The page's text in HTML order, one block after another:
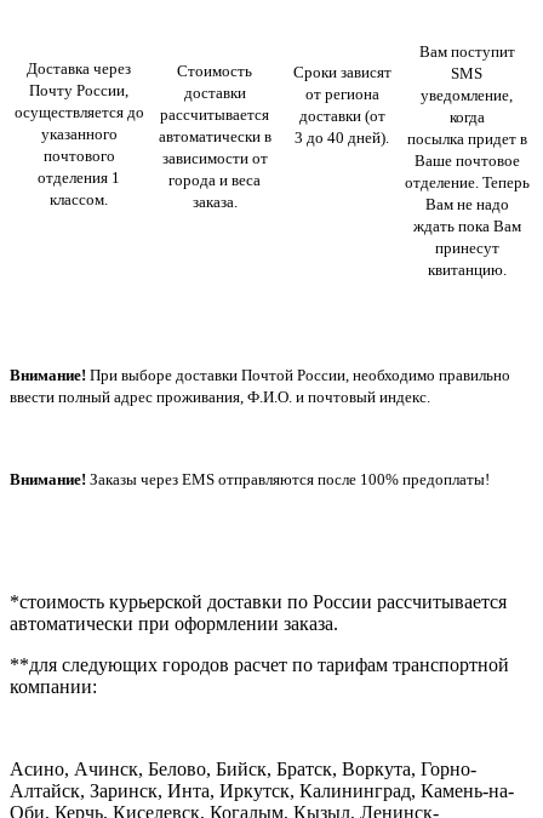
Доставка через
Почту России,
осуществляется до
указанного
почтового
отделения 1
классом.
Стоимость
доставки
рассчитывается
автоматически в
зависимости от
города и веса
заказа.
Сроки зависят
от региона
доставки (от
3 до 40 дней).
Вам поступит
SMS
уведомление,
когда
посылка придет в
Ваше почтовое
отделение. Теперь
Вам не надо
ждать пока Вам
принесут
квитанцию.
Внимание! При выборе доставки Почтой России, необходимо правильно
ввести полный адрес проживания, Ф.И.О. и почтовый индекс.
Внимание! Заказы через EMS отправляются после 100% предоплаты!
*стоимость курьерской доставки по России рассчитывается
автоматически при оформлении заказа.
**для следующих городов расчет по тарифам транспортной
компании:
Асино, Ачинск, Белово, Бийск, Братск, Воркута, Горно-
Алтайск, Заринск, Инта, Иркутск, Калининград, Камень-на-
Оби, Керчь, Киселевск, Когалым, Кызыл, Ленинск-